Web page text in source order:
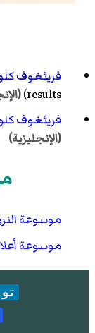
فريثغوف
results)
فريثغوف
(الإنجليزية)
موسوعة
موسوعة